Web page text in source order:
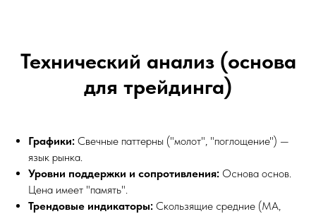
Технический анализ (основа
для трейдинга)
Графики: Свечные паттерны ("молот", "поглощение") —
язык рынка.
Уровни поддержки и сопротивления: Основа основ.
Цена имеет "память".
Трендовые индикаторы: Скользящие средние (MA,